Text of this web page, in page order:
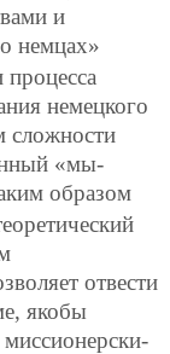
и
немцах»
процесса
немецкого
сложности
«мы-
образом
отвести
якобы